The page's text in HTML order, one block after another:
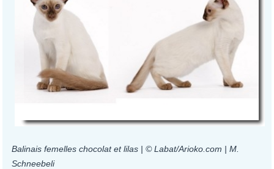
Balinais femelles chocolat et lilas | © Labat/Arioko.com | M.
Schneebeli